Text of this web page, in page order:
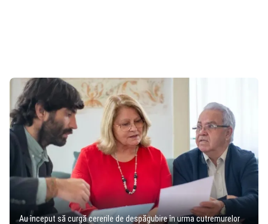
Au început să curgă cererile de despăgubire în urma cutremurelor